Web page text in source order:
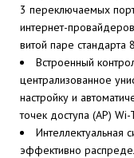
3 переключаемых
интернет-
витой паре стандарта
Встроенный
централизованное
настройку и
точек доступа (AP) Wi-
Интеллектуальная
эффективно